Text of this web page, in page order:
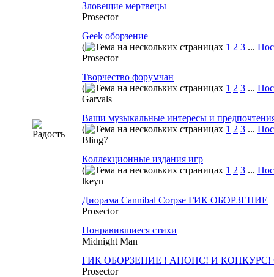
Зловещие мертвецы
Prosector
Geek оборзение
(
1 2 3 ...
Prosector
Творчество форумчан
(
1 2 3 ...
Garvals
Ваши музыкальные интересы и
(
1 2 3 ...
Bling7
Коллекционные издания игр
(
1 2 3 ...
lkeyn
Диорама Cannibal Corpse ГИК ОБОРЗЕНИЕ
Prosector
Понравившиеся стихи
Midnight Man
ГИК ОБОРЗЕНИЕ ! АНОНС! И
Prosector